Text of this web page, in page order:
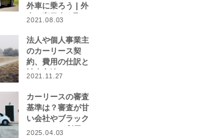
外車に乗ろう | 外
車や高級車を取り
者をご紹介！
2021.08.03
法人や個人事業主
のカーリース契
約、費用の仕訳と
計上方法は？
2021.11.27
カーリースの審査
基準は？審査が甘
い会社やブラック
リストでも利用で
2025.04.03